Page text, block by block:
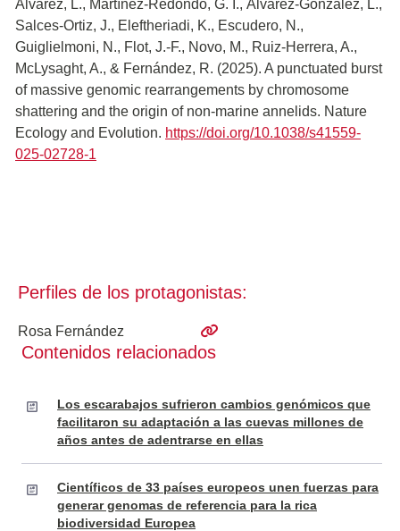
Álvarez, L., Martínez-Redondo, G. I., Álvarez-González, L.,
Salces-Ortiz, J., Eleftheriadi, K., Escudero, N.,
Guiglielmoni, N., Flot, J.-F., Novo, M., Ruiz-Herrera, A.,
McLysaght, A., & Fernández, R. (2025). A punctuated burst
of massive genomic rearrangements by chromosome
shattering and the origin of non-marine annelids. Nature
Ecology and Evolution. https://doi.org/10.1038/s41559-
025-02728-1
Perfiles de los protagonistas:
Rosa Fernández
Contenidos relacionados
Los escarabajos sufrieron cambios genómicos que
facilitaron su adaptación a las cuevas millones de
años antes de adentrarse en ellas
Científicos de 33 países europeos unen fuerzas para
generar genomas de referencia para la rica
biodiversidad Europea